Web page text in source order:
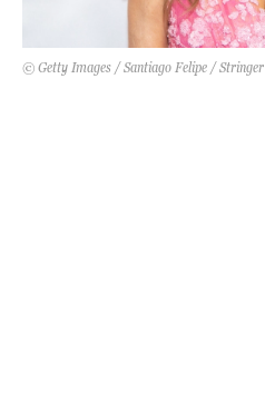
© Getty Images / Santiago Felipe / Stringer